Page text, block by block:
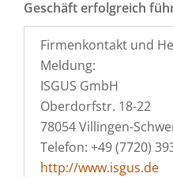
Geschäft erfolgreich
Firmenkontakt und
Meldung:
ISGUS GmbH
Oberdorfstr. 18-22
78054 Villingen-
Telefon: +49 (7720)
http://www.isgus.de